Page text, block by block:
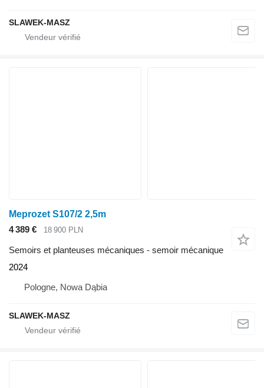
SLAWEK-MASZ
Meprozet S107/2 2,5m
4 389 €
18 900 PLN
Semoirs et planteuses mécaniques - semoir mécanique
2024
Pologne, Nowa Dąbia
SLAWEK-MASZ